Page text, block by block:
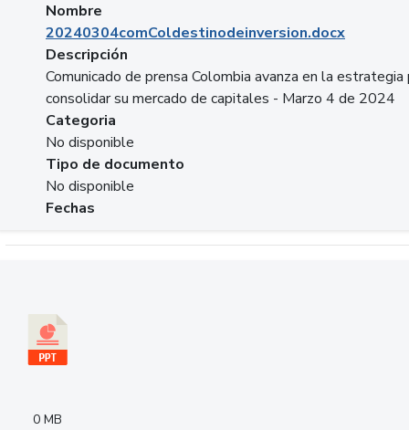
Nombre
20240304comColdestinodeinversion.docx
Descripción
Comunicado de prensa Colombia avanza en la estrategia
consolidar su mercado de capitales - Marzo 4 de 2024
Categoria
No disponible
Tipo de documento
No disponible
Fechas
0 MB